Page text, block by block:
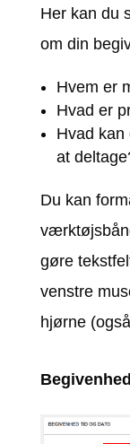
Her kan du
om din
Hvem er
Hvad er
Hvad kan
at
Du kan
gøre
venstre
hjørne